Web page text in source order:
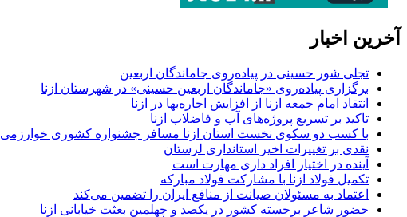
آخرین اخبار
تجلی شور حسینی در پیاده‌روی جاماندگان اربعین
برگزاری پیاده‌روی «جاماندگان اربعین حسینی» در شهرستان ازنا
انتقاد امام جمعه ازنا از افزایش اجاره‌بها در ازنا
تاکید بر تسریع پروژه‌های آب و فاضلاب ازنا
با کسب دو سکوی نخست استان ازنا مسافر جشنواره کشوری خوارزمی
نقدی بر تغییرات اخیر استانداری لرستان
آینده در اختیار افراد داری مهارت است
تکمیل فولاد ازنا با مشارکت فولاد مبارکه
اعتماد به مسئولان صیانت از منافع ایران را تضمین می‌کند
حضور شاعر برجسته کشور در یکصد و چهلمین بعثت خیابانی ازنا